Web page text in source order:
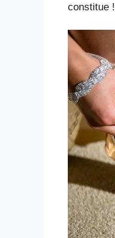
constitue !